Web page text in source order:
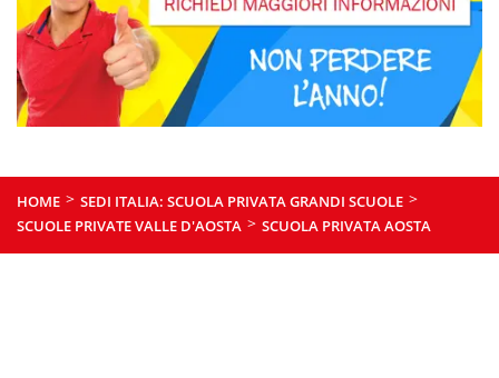
HOME > SEDI ITALIA: SCUOLA PRIVATA GRANDI SCUOLE >
SCUOLE PRIVATE VALLE D'AOSTA > SCUOLA PRIVATA AOSTA